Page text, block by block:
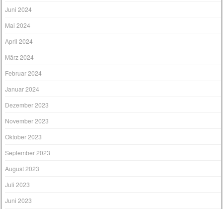
Juni 2024
Mai 2024
April 2024
März 2024
Februar 2024
Januar 2024
Dezember 2023
November 2023
Oktober 2023
September 2023
August 2023
Juli 2023
Juni 2023